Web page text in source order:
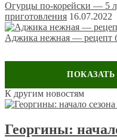
Огурцы по-корейски — 5
приготовления 16.07.2022
Аджика нежная — рецепт
Оставить комментарий
Ваш адрес email не будет
помечены*
К другим новостям
Георгины: